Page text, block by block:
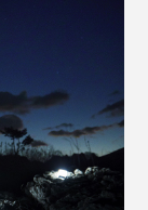
だけでなく、
と読めるし、
印にもなりま
イト」